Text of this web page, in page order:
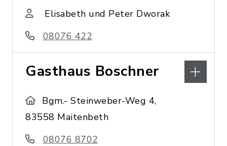
Elisabeth und Peter Dworak
08076 422
Gasthaus Boschner
Bgm.- Steinweber-Weg 4,
83558 Maitenbeth
08076 8702